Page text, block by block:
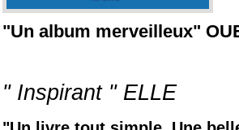
"Un album merveilleux"
" Inspirant " ELLE